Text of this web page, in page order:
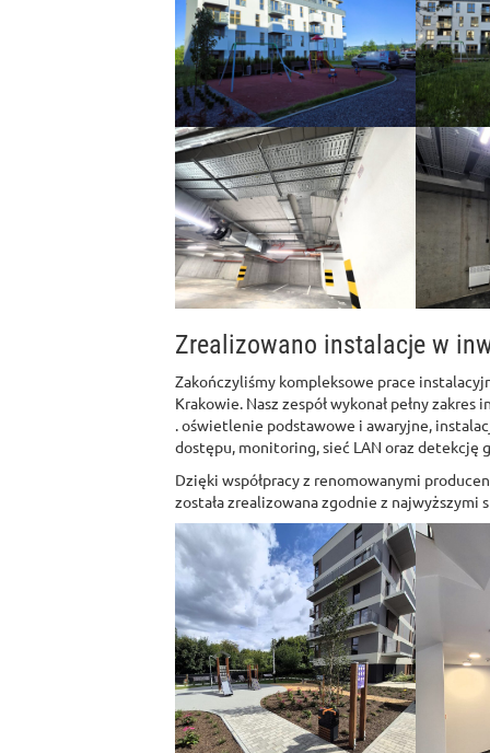
Zrealizowano instalacje w
Zakończyliśmy kompleksowe prace
Krakowie. Nasz zespół wykonał pełny
. oświetlenie podstawowe i awaryjne,
dostępu, monitoring, sieć LAN oraz detekcję
Dzięki współpracy z renomowanymi
została zrealizowana zgodnie z